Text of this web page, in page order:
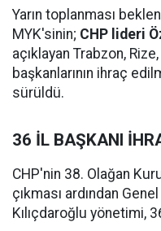
Yarın toplanması
MYK'sinin; CHP lideri
açıklayan Trabzon,
başkanlarının ihraç
sürüldü.
36 İL BAŞKANI
CHP'nin 38. Olağan
çıkması ardından
Kılıçdaroğlu yönetimi,